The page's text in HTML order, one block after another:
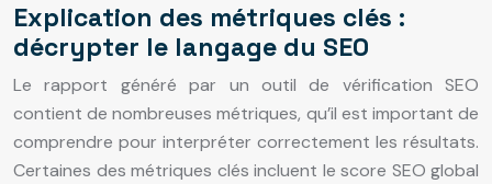
Explication des métriques clés :
décrypter le langage du SEO
Le rapport généré par un outil de vérification SEO
contient de nombreuses métriques, qu’il est important de
comprendre pour interpréter correctement les résultats.
Certaines des métriques clés incluent le score SEO global